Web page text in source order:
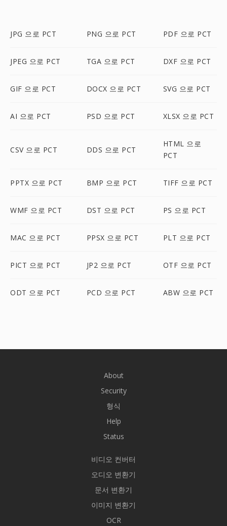
JPG 으로 PCT PNG 으로 PCT PDF 으로 PCT
JPEG 으로 PCT TGA 으로 PCT DXF 으로 PCT
GIF 으로 PCT DOCX 으로 PCT SVG 으로 PCT
AI 으로 PCT PSD 으로 PCT XLSX 으로 PCT
CSV 으로 PCT DDS 으로 PCT
HTML 으로
PCT
PPTX 으로 PCT BMP 으로 PCT TIFF 으로 PCT
WMF 으로 PCT DST 으로 PCT PS 으로 PCT
MAC 으로 PCT PPSX 으로 PCT PLT 으로 PCT
PICT 으로 PCT JP2 으로 PCT OTF 으로 PCT
ODT 으로 PCT PCD 으로 PCT ABW 으로 PCT
About
Security
형식
Help
Status
비디오 컨버터
오디오 변환기
문서 변환기
이미지 변환기
OCR